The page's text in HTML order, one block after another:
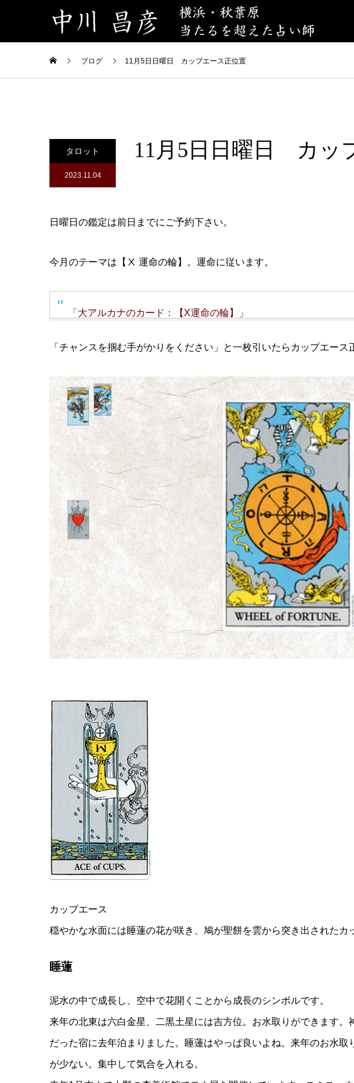
ブログ 11月5日日曜日 カップエース正位置
タロット
2023.11.04
11月5日日曜日 カッ
日曜日の鑑定は前日までにご予約下さい。
今月のテーマは【Ⅹ 運命の輪】。運命に従います。
「大アルカナのカード：【X運命の輪】」
「チャンスを掴む手がかりをください」と一枚引いたらカップエース
カップエース
穏やかな水面には睡蓮の花が咲き、鳩が聖餅を雲から突き出されたカ
睡蓮
泥水の中で成長し、空中で花開くことから成長のシンボルです。
来年の北東は六白金星、二黒土星には吉方位。お水取りができます
だった宿に去年泊まりました。睡蓮はやっぱ良いよね。来年のお水取
が少ない。集中して気合を入れる。